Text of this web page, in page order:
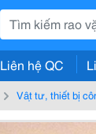
Liên hệ QC
Vật tư, thiết bị